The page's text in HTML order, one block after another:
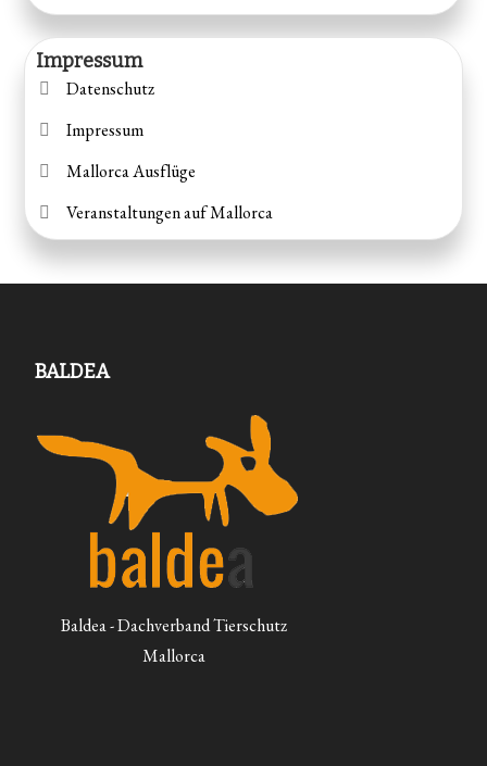
Impressum
Datenschutz
Impressum
Mallorca Ausflüge
Veranstaltungen auf Mallorca
BALDEA
Baldea - Dachverband Tierschutz
Mallorca